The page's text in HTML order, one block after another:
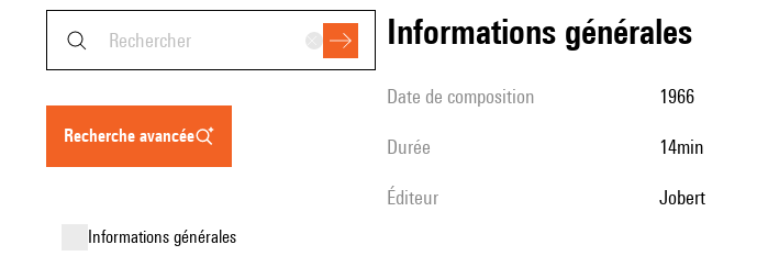
recherche avancée
informations générales
informations générales
date de composition 1966
durée 14min
éditeur Jobert